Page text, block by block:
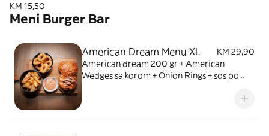
KM 15,50
Meni Burger Bar
American Dream Menu XL
KM 29,90
American dream 200 gr + American
Wedges sa korom + Onion Rings + sos po